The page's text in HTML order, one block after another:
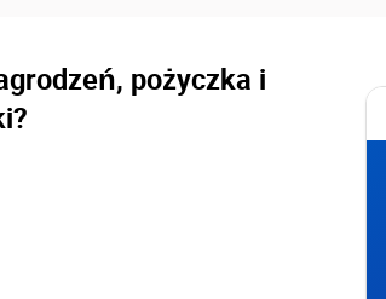
pożyczka i